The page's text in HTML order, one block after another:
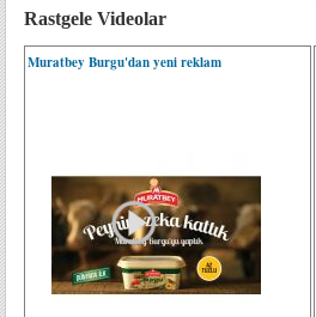
Rastgele Videolar
Muratbey Burgu'dan yeni reklam